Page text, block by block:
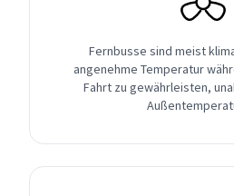
Fernbusse sind meist
angenehme Temperatur
Fahrt zu gewährleisten,